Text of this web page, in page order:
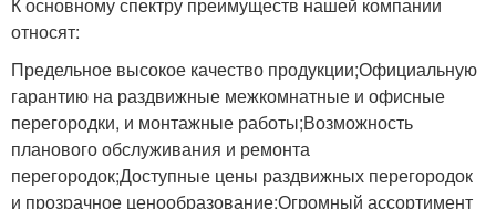
относят:
Предельное высокое качество продукции;Официальную
гарантию на раздвижные межкомнатные и офисные
перегородки, и монтажные работы;Возможность
планового обслуживания и ремонта
перегородок;Доступные цены раздвижных перегородок
и прозрачное ценообразование;Огромный ассортимент